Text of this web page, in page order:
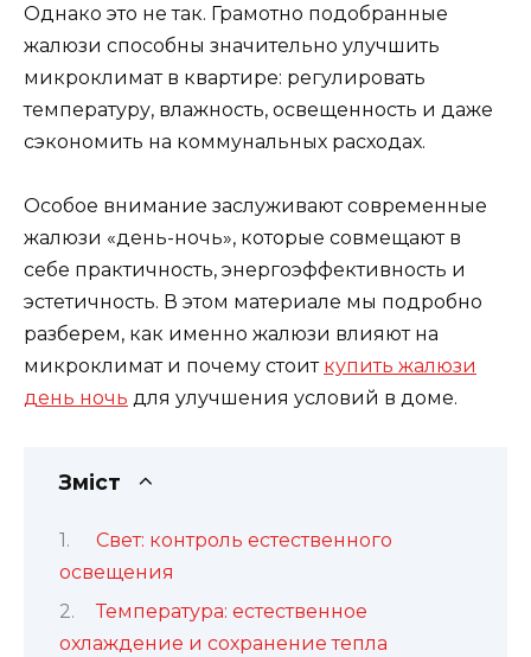
Однако это не так. Грамотно подобранные
жалюзи способны значительно улучшить
микроклимат в квартире: регулировать
температуру, влажность, освещенность и даже
сэкономить на коммунальных расходах.
Особое внимание заслуживают современные
жалюзи «день-ночь», которые совмещают в
себе практичность, энергоэффективность и
эстетичность. В этом материале мы подробно
разберем, как именно жалюзи влияют на
микроклимат и почему стоит купить жалюзи
день ночь для улучшения условий в доме.
Зміст
Свет: контроль естественного
освещения
Температура: естественное
охлаждение и сохранение тепла